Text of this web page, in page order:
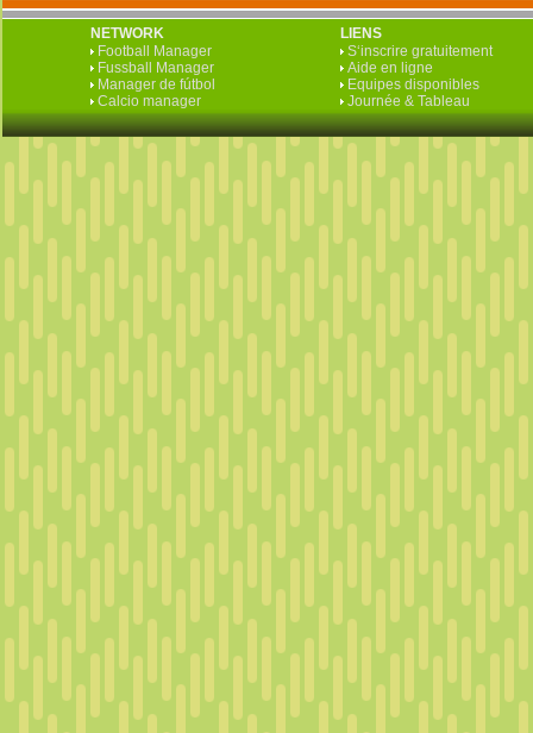
NETWORK
Football Manager
Fussball Manager
Manager de fútbol
Calcio manager
LIENS
S‘inscrire gratuitement
Aide en ligne
Equipes disponibles
Journée & Tableau